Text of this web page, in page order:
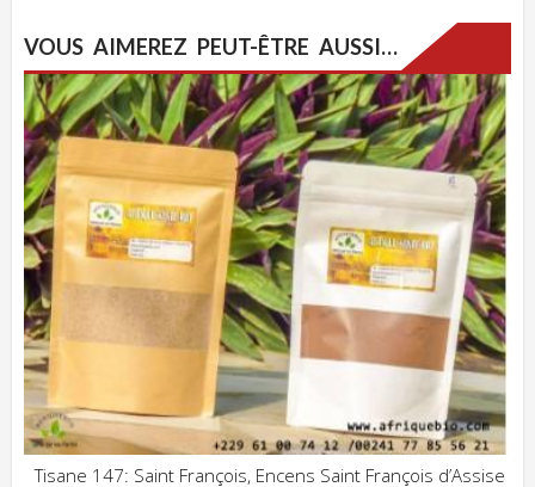
VOUS AIMEREZ PEUT-ÊTRE AUSSI…
Tisane 147: Saint François, Encens Saint François d’Assise